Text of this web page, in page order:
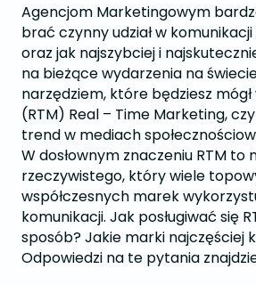
Agencjom Marketingowym
brać czynny udział w
oraz jak najszybciej i
na bieżące wydarzenia na
narzędziem, które będziesz
(RTM) Real – Time Marketing,
trend w mediach
W dosłownym znaczeniu RTM to
rzeczywistego, który wiele
współczesnych marek
komunikacji. Jak posługiwać się
sposób? Jakie marki najczęściej
Odpowiedzi na te pytania